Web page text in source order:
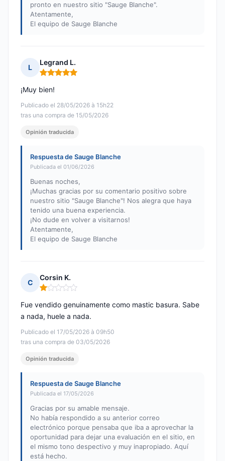
pronto en nuestro sitio "Sauge Blanche".
Atentamente,
El equipo de Sauge Blanche
L
Legrand L.
Nota: 5 de 5
Publicado el 28/05/2026 à 15h22
tras una compra de 15/05/2026
¡Muy bien!
Opinión traducida
Respuesta de Sauge Blanche
Publicada el 01/06/2026
Buenas noches,
¡Muchas gracias por su comentario positivo sobre
nuestro sitio "Sauge Blanche"! Nos alegra que haya
tenido una buena experiencia.
¡No dude en volver a visitarnos!
Atentamente,
El equipo de Sauge Blanche
C
Corsin K.
Nota: 1 de 5
Publicado el 17/05/2026 à 09h50
tras una compra de 03/05/2026
Fue vendido genuinamente como mastic basura. Sabe
a nada, huele a nada.
Opinión traducida
Respuesta de Sauge Blanche
Publicada el 17/05/2026
Gracias por su amable mensaje.
No había respondido a su anterior correo
electrónico porque pensaba que iba a aprovechar la
oportunidad para dejar una evaluación en el sitio, en
el mismo tono despectivo y muy inapropiado. Aquí
está hecho.